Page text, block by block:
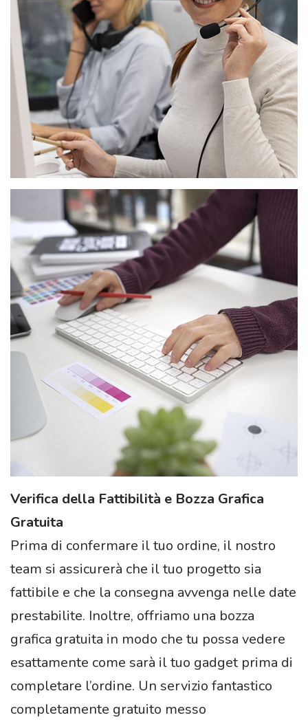
Verifica della Fattibilità e Bozza Grafica
Gratuita
Prima di confermare il tuo ordine, il nostro
team si assicurerà che il tuo progetto sia
fattibile e che la consegna avvenga nelle date
prestabilite. Inoltre, offriamo una bozza
grafica gratuita in modo che tu possa vedere
esattamente come sarà il tuo gadget prima di
completare l’ordine. Un servizio fantastico
completamente gratuito messo